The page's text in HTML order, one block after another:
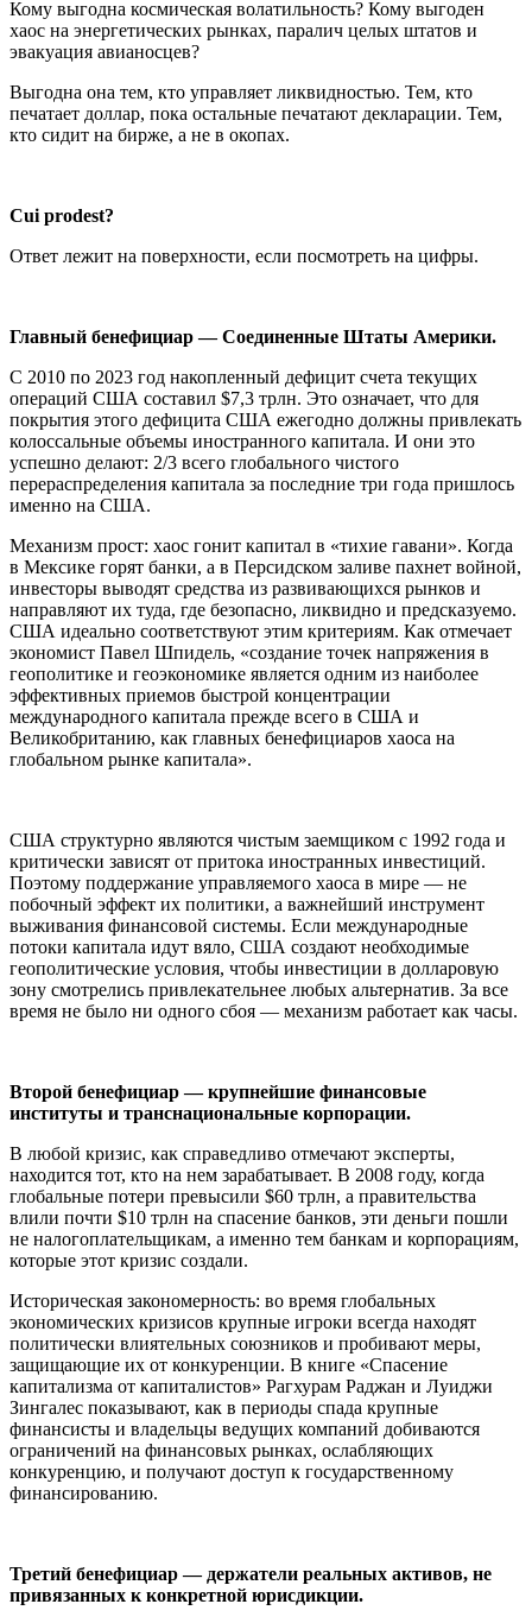
Кому выгодна космическая волатильность? Кому выгоден
хаос на энергетических рынках, паралич целых штатов и
эвакуация авианосцев?
Выгодна она тем, кто управляет ликвидностью. Тем, кто
печатает доллар, пока остальные печатают декларации. Тем,
кто сидит на бирже, а не в окопах.
Cui prodest?
Ответ лежит на поверхности, если посмотреть на цифры.
Главный бенефициар — Соединенные Штаты Америки.
С 2010 по 2023 год накопленный дефицит счета текущих
операций США составил $7,3 трлн. Это означает, что для
покрытия этого дефицита США ежегодно должны привлекать
колоссальные объемы иностранного капитала. И они это
успешно делают: 2/3 всего глобального чистого
перераспределения капитала за последние три года пришлось
именно на США.
Механизм прост: хаос гонит капитал в «тихие гавани». Когда
в Мексике горят банки, а в Персидском заливе пахнет войной,
инвесторы выводят средства из развивающихся рынков и
направляют их туда, где безопасно, ликвидно и предсказуемо.
США идеально соответствуют этим критериям. Как отмечает
экономист Павел Шпидель, «создание точек напряжения в
геополитике и геоэкономике является одним из наиболее
эффективных приемов быстрой концентрации
международного капитала прежде всего в США и
Великобританию, как главных бенефициаров хаоса на
глобальном рынке капитала».
США структурно являются чистым заемщиком с 1992 года и
критически зависят от притока иностранных инвестиций.
Поэтому поддержание управляемого хаоса в мире — не
побочный эффект их политики, а важнейший инструмент
выживания финансовой системы. Если международные
потоки капитала идут вяло, США создают необходимые
геополитические условия, чтобы инвестиции в долларовую
зону смотрелись привлекательнее любых альтернатив. За все
время не было ни одного сбоя — механизм работает как часы.
Второй бенефициар — крупнейшие финансовые
институты и транснациональные корпорации.
В любой кризис, как справедливо отмечают эксперты,
находится тот, кто на нем зарабатывает. В 2008 году, когда
глобальные потери превысили $60 трлн, а правительства
влили почти $10 трлн на спасение банков, эти деньги пошли
не налогоплательщикам, а именно тем банкам и корпорациям,
которые этот кризис создали.
Историческая закономерность: во время глобальных
экономических кризисов крупные игроки всегда находят
политически влиятельных союзников и пробивают меры,
защищающие их от конкуренции. В книге «Спасение
капитализма от капиталистов» Рагхурам Раджан и Луиджи
Зингалес показывают, как в периоды спада крупные
финансисты и владельцы ведущих компаний добиваются
ограничений на финансовых рынках, ослабляющих
конкуренцию, и получают доступ к государственному
финансированию.
Третий бенефициар — держатели реальных активов, не
привязанных к конкретной юрисдикции.